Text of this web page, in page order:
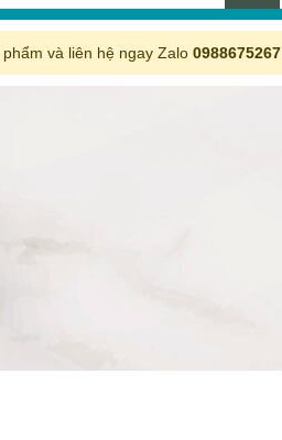
phẩm và liên hệ ngay Zalo0988675267